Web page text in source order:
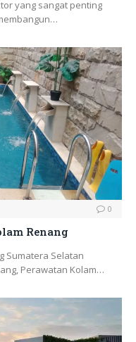
yang sangat penting
0
Renang
Sumatera Selatan
Perawatan Kolam…